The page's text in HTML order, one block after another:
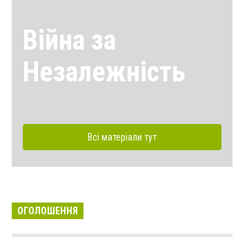
Війна за
Незалежність
Всі матеріали тут
ОГОЛОШЕННЯ